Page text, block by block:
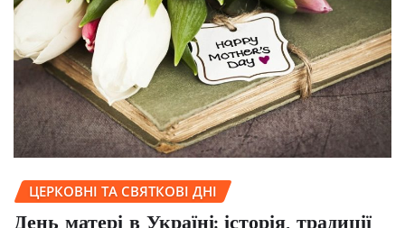
ЦЕРКОВНІ ТА СВЯТКОВІ ДНІ